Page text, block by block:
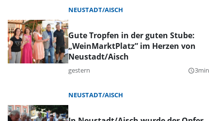
NEUSTADT/AISCH
Gute Tropfen in der guten Stube:
„WeinMarktPlatz” im Herzen von
Neustadt/Aisch
gestern query_builder3min
NEUSTADT/AISCH